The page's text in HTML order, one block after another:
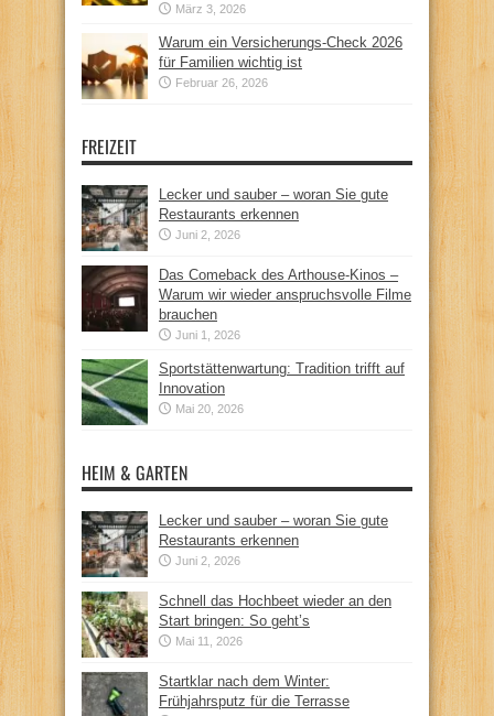
März 3, 2026
Warum ein Versicherungs-Check 2026
für Familien wichtig ist
Februar 26, 2026
FREIZEIT
Lecker und sauber – woran Sie gute
Restaurants erkennen
Juni 2, 2026
Das Comeback des Arthouse-Kinos –
Warum wir wieder anspruchsvolle Filme
brauchen
Juni 1, 2026
Sportstättenwartung: Tradition trifft auf
Innovation
Mai 20, 2026
HEIM & GARTEN
Lecker und sauber – woran Sie gute
Restaurants erkennen
Juni 2, 2026
Schnell das Hochbeet wieder an den
Start bringen: So geht’s
Mai 11, 2026
Startklar nach dem Winter:
Frühjahrsputz für die Terrasse